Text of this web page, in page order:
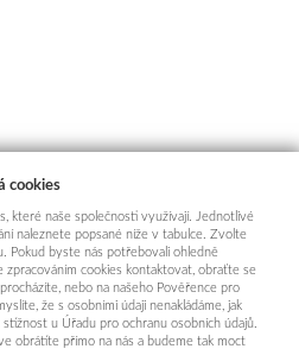
cookies
které naše společnosti využívají. Jednotlivé
naleznete popsané níže v tabulce. Zvolte
Pokud byste nás potřebovali ohledně
cookies kontaktovat, obraťte se
nebo na našeho Pověřence pro
že s osobními údaji nenakládáme, jak
u Úřadu pro ochranu osobních údajů.
obrátíte přímo na nás a budeme tak moct